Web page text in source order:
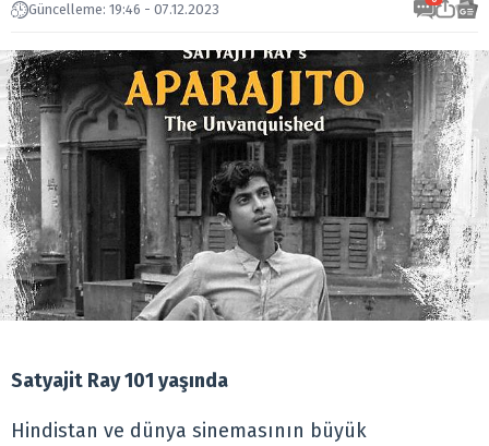
Güncelleme: 19:46 - 07.12.2023
Satyajit Ray 101 yaşında
Hindistan ve dünya sinemasının büyük